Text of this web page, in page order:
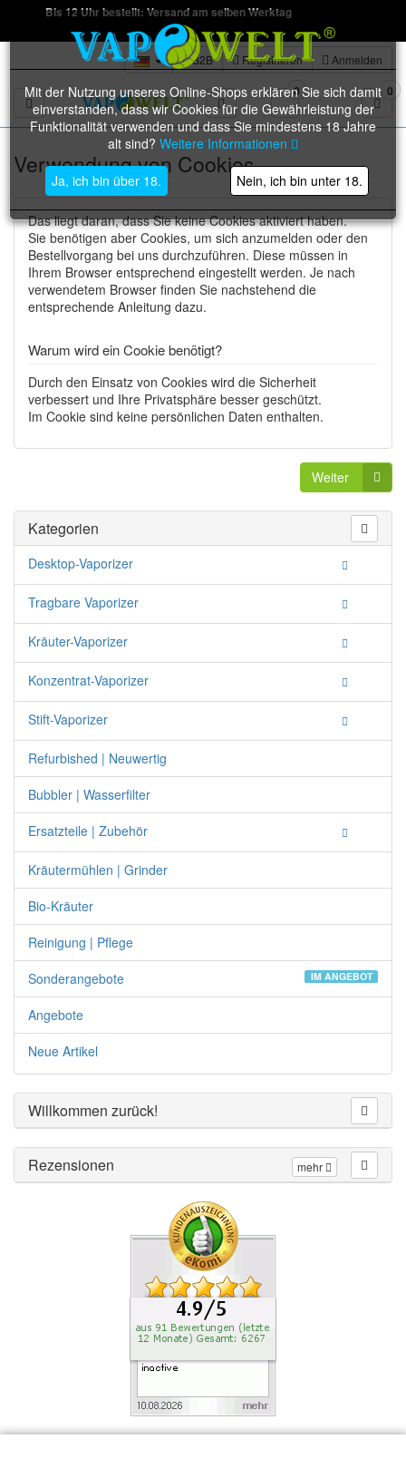
Bis 12 Uhr bestellt: Versand am selben Werktag
B2B Registrieren Anmelden
Toggle navigation
0 0
Mit der Nutzung unseres Online-Shops erklären Sie sich damit
einverstanden, dass wir Cookies für die Gewährleistung der
Funktionalität verwenden und dass Sie mindestens 18 Jahre
alt sind? Weitere Informationen
Ja, ich bin über 18. Nein, ich bin unter 18.
Verwendung von Cookies
Das liegt daran, dass Sie keine Cookies aktiviert haben.
Sie benötigen aber Cookies, um sich anzumelden oder den
Bestellvorgang bei uns durchzuführen. Diese müssen in
Ihrem Browser entsprechend eingestellt werden. Je nach
verwendetem Browser finden Sie nachstehend die
entsprechende Anleitung dazu.
Warum wird ein Cookie benötigt?
Durch den Einsatz von Cookies wird die Sicherheit
verbessert und Ihre Privatsphäre besser geschützt.
Im Cookie sind keine persönlichen Daten enthalten.
Weiter
Kategorien
Desktop-Vaporizer
Tragbare Vaporizer
Kräuter-Vaporizer
Konzentrat-Vaporizer
Stift-Vaporizer
Refurbished | Neuwertig
Bubbler | Wasserfilter
Ersatzteile | Zubehör
Kräutermühlen | Grinder
Bio-Kräuter
Reinigung | Pflege
Sonderangebote
IM ANGEBOT
Angebote
Neue Artikel
Willkommen zurück!
mehr
Rezensionen